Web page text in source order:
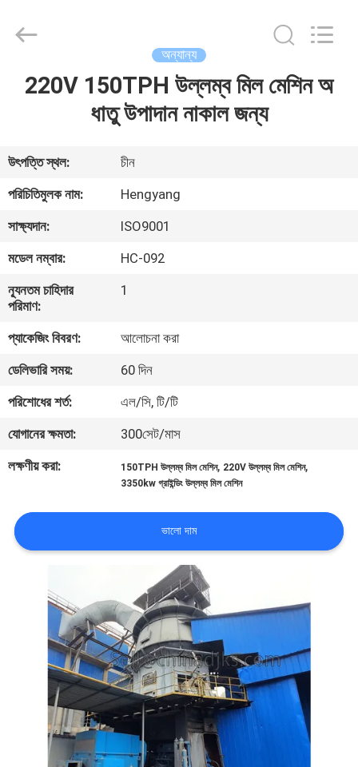
বাড়ি
আমাদের
সম্পর্কে
কারখানা
ভ্রমণ
মান
নিয়ন্ত্রণ
যোগাযোগ
করুন
খবর
মামলা
গোপনীয়তা
Industrial
Reserved.
অন্যান্য
220V 150TPH উল্লম্ব মিল মেশিন অ
ধাতু উপাদান নাকাল জন্য
উৎপত্তি স্থল:
চীন
পরিচিতিমুলক নাম:
Hengyang
সাক্ষ্যদান:
ISO9001
মডেল নম্বার:
HC-092
ন্যূনতম চাহিদার
পরিমাণ:
1
প্যাকেজিং বিবরণ:
আলোচনা করা
ডেলিভারি সময়:
60 দিন
পরিশোধের শর্ত:
এল/সি, টি/টি
যোগানের ক্ষমতা:
300সেট/মাস
লক্ষণীয় করা:
150TPH উল্লম্ব মিল মেশিন, 220V উল্লম্ব মিল মেশিন,
3350kw গ্রাইন্ডিং উল্লম্ব মিল মেশিন
ভালো দাম